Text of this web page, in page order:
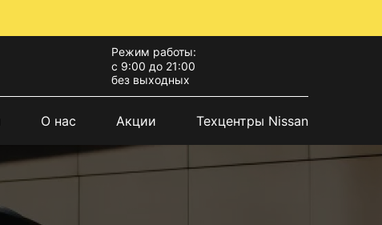
Режим работы:
с 9:00 до 21:00
без выходных
О нас Акции Техцентры Nissan